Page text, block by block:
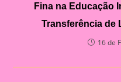
Fina na Educação
Transferência de
16 de